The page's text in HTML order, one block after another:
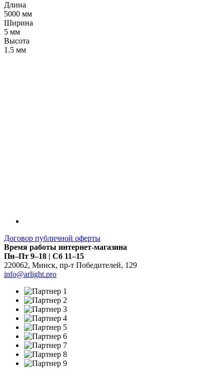
Длина
5000 мм
Ширина
5 мм
Высота
1.5 мм
Договор публичной оферты
Время работы интернет-магазина
Пн–Пт 9–18 | Сб 11–15
220062, Минск, пр-т Победителей, 129
info@arlight.pro